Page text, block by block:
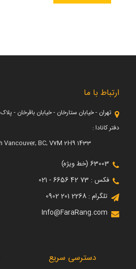
ارتباط با ما
تهران - خیابان ستارخان - خیابان باقرخان - پلاک ۱۰۹ ( ساختمان فرا )
دفتر کانادا :
1433 Lonsdale Avenue, North Vancouver, BC, V7M 2H9
63003 (خط ویژه)
فکس : 73 42 6656 - 021
تلگرام : 2268 201 0902
Info@FaraRang.com
دسترسی سریع